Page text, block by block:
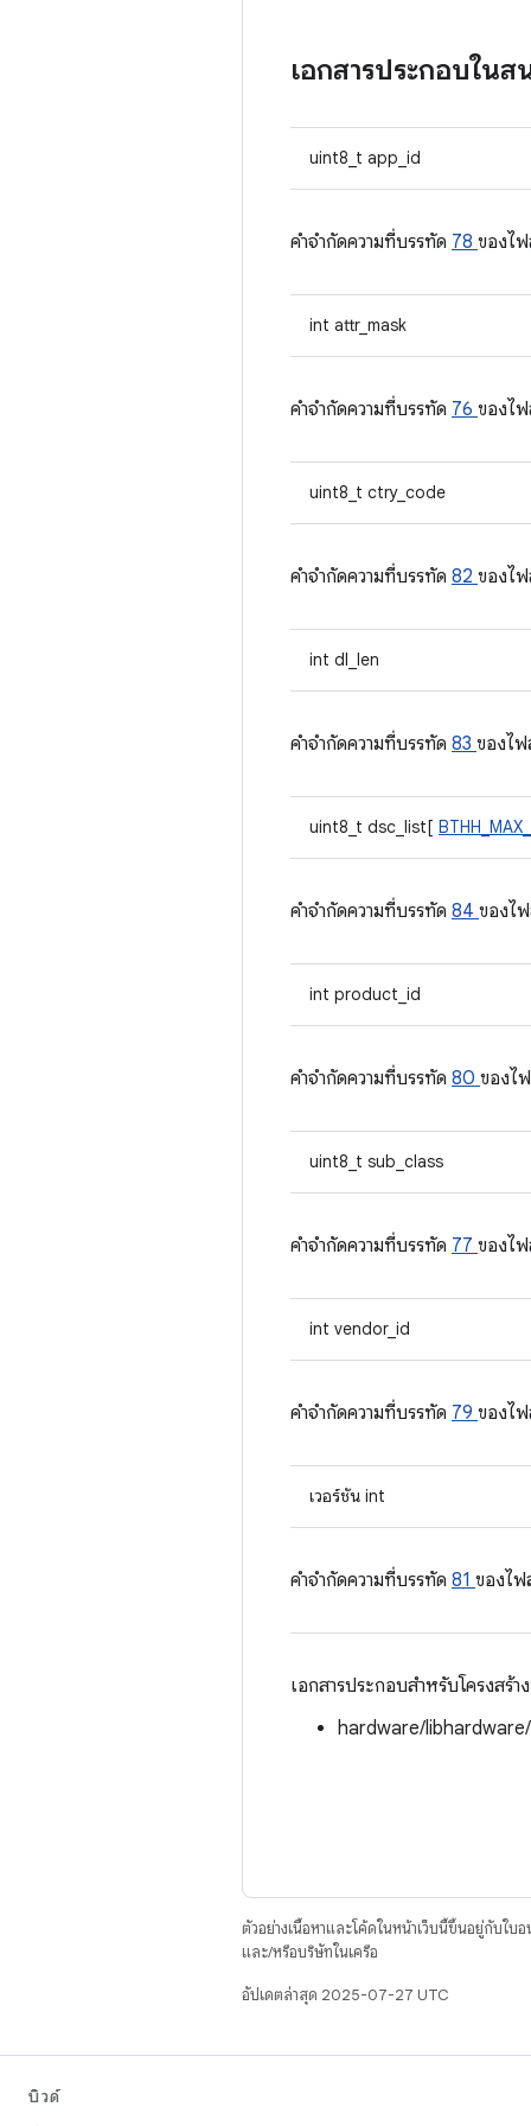
เอกสารประกอบในส
uint8_t app_id
คําจํากัดความที่บรรทัด 78 ของไ
int attr_mask
คําจํากัดความที่บรรทัด 76 ของไ
uint8_t ctry_code
คําจํากัดความที่บรรทัด 82 ของไ
int dl_len
คําจํากัดความที่บรรทัด 83 ของไ
uint8_t dsc_list[
คําจํากัดความที่บรรทัด 84 ของไ
int product_id
คําจํากัดความที่บรรทัด 80 ของไ
uint8_t sub_class
คําจํากัดความที่บรรทัด 77 ของไ
int vendor_id
คําจํากัดความที่บรรทัด 79 ของไ
เวอร์ชัน int
คําจํากัดความที่บรรทัด 81 ของไ
เอกสารประกอบสำหรับโครงสร้
hardware/
ตัวอย่างเนื้อหาและโค้ดในหน้าเว็บนี้ขึ้นอยู่กับใบ
และ/หรือบริษัทในเครือ
อัปเดตล่าสุด 2025-07-27 UTC
บิวด์